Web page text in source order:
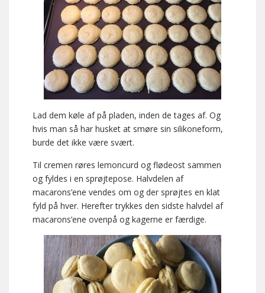
Lad dem køle af på pladen, inden de tages af. Og
hvis man så har husket at smøre sin silikoneform,
burde det ikke være svært.
Til cremen røres lemoncurd og flødeost sammen
og fyldes i en sprøjtepose. Halvdelen af
macarons’ene vendes om og der sprøjtes en klat
fyld på hver. Herefter trykkes den sidste halvdel af
macarons’ene ovenpå og kagerne er færdige.